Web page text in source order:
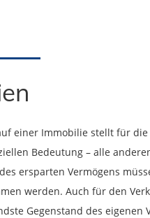
einer Immobilie stellt für
Bedeutung – alle
ersparten Vermögens
werden. Auch für den
Gegenstand des eigenen